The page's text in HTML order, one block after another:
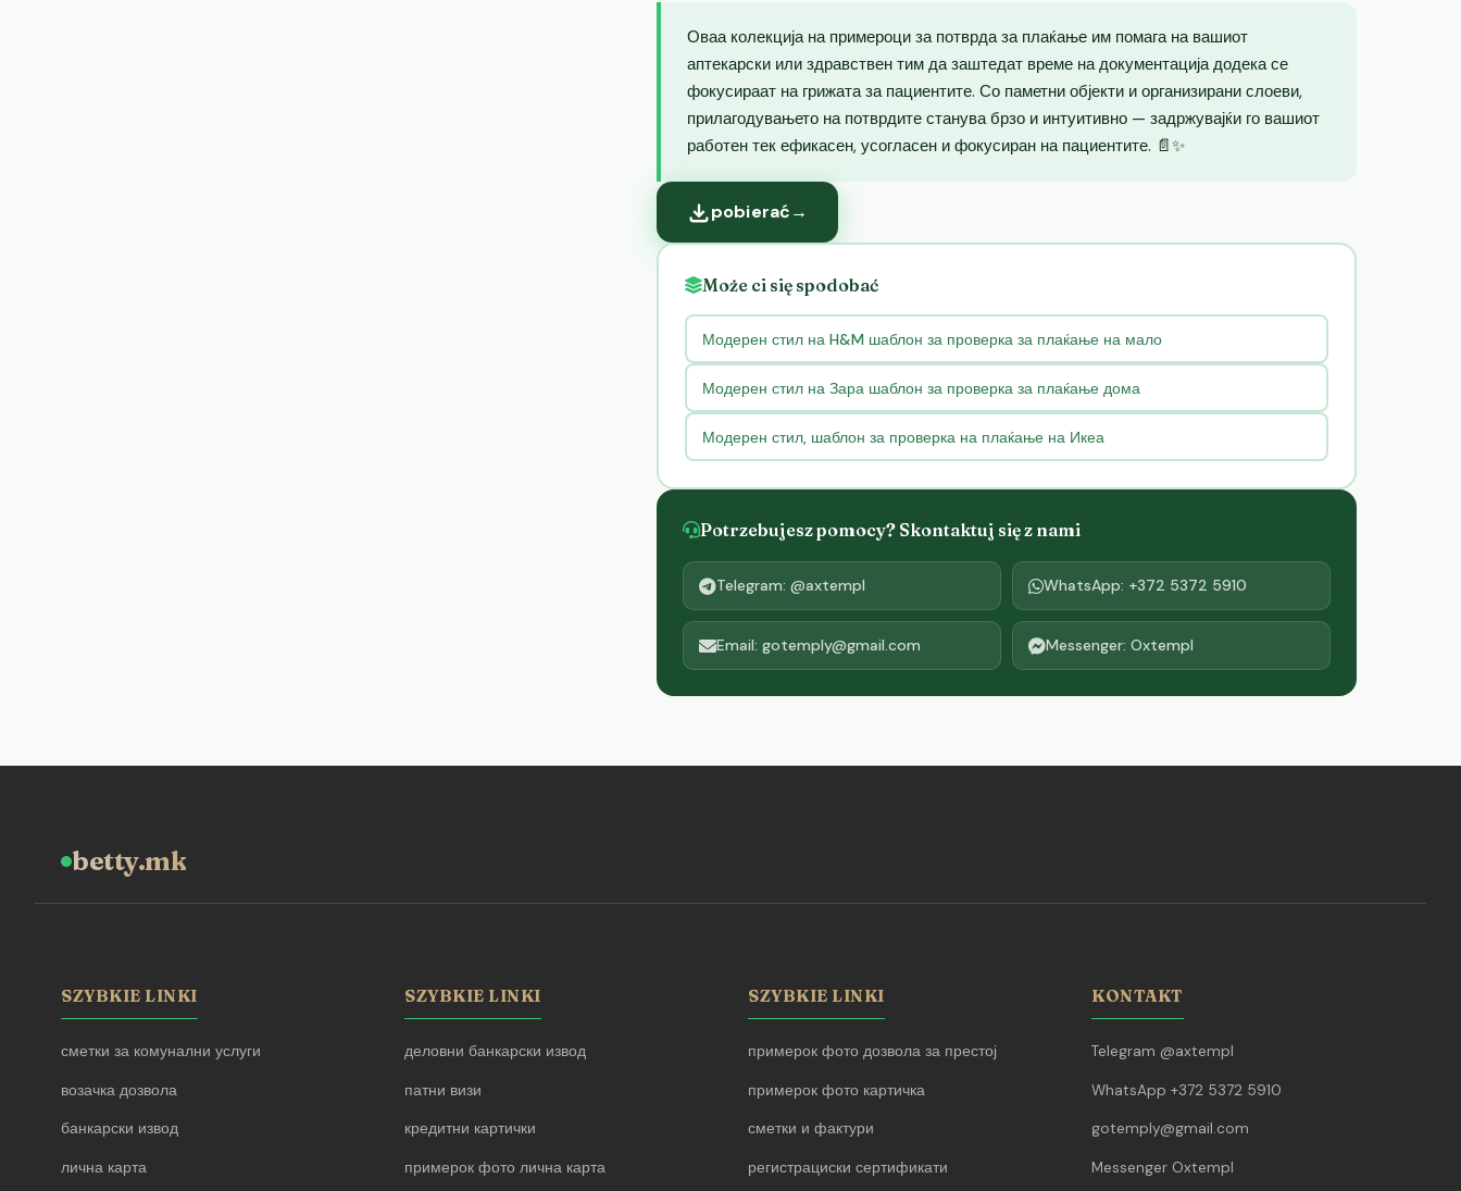
Оваа колекција на примероци за потврда за плаќање им помага на вашиот
аптекарски или здравствен тим да заштедат време на документација додека се
фокусираат на грижата за пациентите. Со паметни објекти и организирани слоеви,
прилагодувањето на потврдите станува брзо и интуитивно — задржувајќи го вашиот
работен тек ефикасен, усогласен и фокусиран на пациентите. 📄✨
pobierać→
Może ci się spodobać
Модерен стил на H&M шаблон за проверка за плаќање на мало
Модерен стил на Зара шаблон за проверка за плаќање дома
Модерен стил, шаблон за проверка на плаќање на Икеа
Potrzebujesz pomocy? Skontaktuj się z nami
Telegram: @axtempl WhatsApp: +372 5372 5910
Email: gotemply@gmail.com Messenger: Oxtempl
betty.mk
SZYBKIE LINKI
сметки за комунални услуги
возачка дозвола
банкарски извод
лична карта
SZYBKIE LINKI
деловни банкарски извод
патни визи
кредитни картички
примерок фото лична карта
SZYBKIE LINKI
примерок фото дозвола за престој
примерок фото картичка
сметки и фактури
регистрациски сертификати
KONTAKT
Telegram @axtempl
WhatsApp +372 5372 5910
gotemply@gmail.com
Messenger Oxtempl